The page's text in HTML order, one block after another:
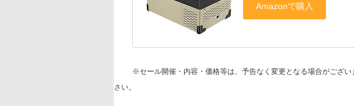
※セール開催・内容・価格等は、予告なく変更となる場合がござ
さい。